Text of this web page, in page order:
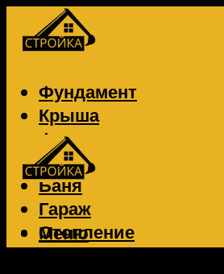
Фундамент
Крыша
Фасад
Забор
Баня
Гараж
Отопление
Вентиляция
Меню